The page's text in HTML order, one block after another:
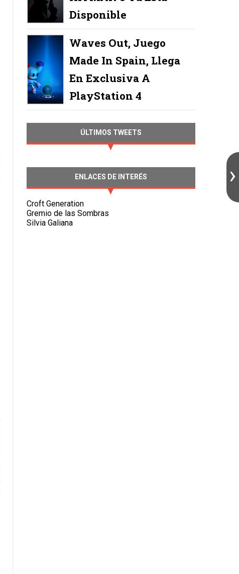
Disponible
Waves Out, Juego
Made In Spain, Llega
En Exclusiva A
PlayStation 4
ÚLTIMOS TWEETS
ENLACES DE INTERÉS
Croft Generation
Gremio de las Sombras
Silvia Galiana